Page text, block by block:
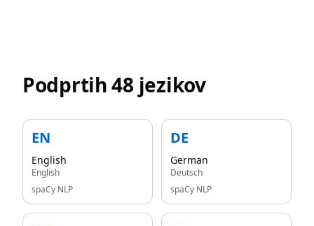
Podprtih 48 jezikov
EN
English
English
spaCy NLP
DE
German
Deutsch
spaCy NLP